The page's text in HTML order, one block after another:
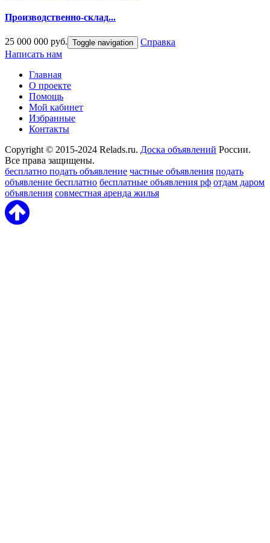
Производственно-склад...
25 000 000 руб. Toggle navigation
Справка
Написать нам
Главная
О проекте
Помощь
Мой кабинет
Избранные
Контакты
Copyright © 2015-2024 Relads.ru. Доска объявлений России.
Все права защищены.
бесплатно подать объявление частные объявления подать
объявление бесплатно бесплатные объявления рф отдам даром
объявления совместная аренда жилья